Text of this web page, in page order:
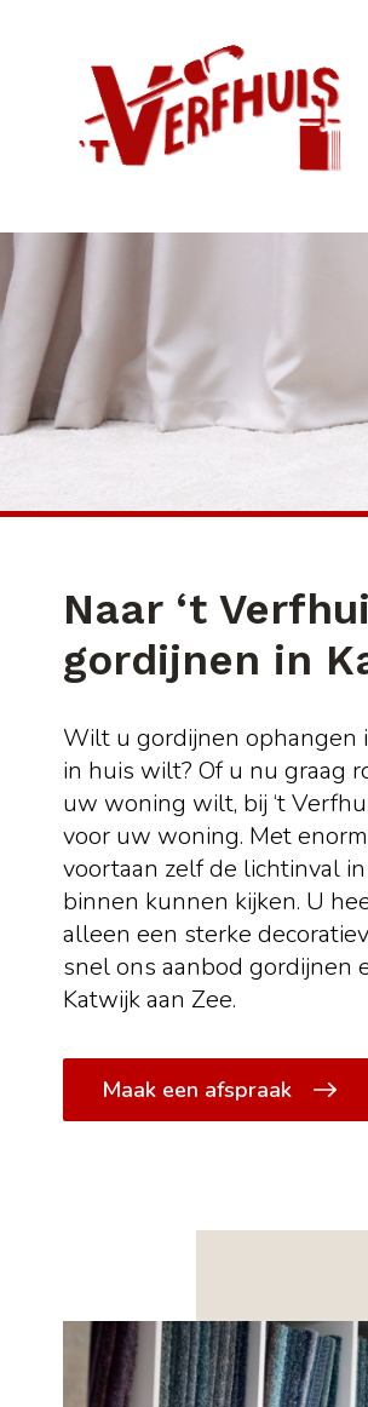
Naar ‘t
gordijnen in
Wilt u gordijnen ophangen
in huis wilt? Of u nu graag
uw woning wilt, bij ‘t
voor uw woning. Met
voortaan zelf de lichtinval
binnen kunnen kijken. U
alleen een sterke
snel ons aanbod gordijnen
Katwijk aan Zee.
Maak een afspraak